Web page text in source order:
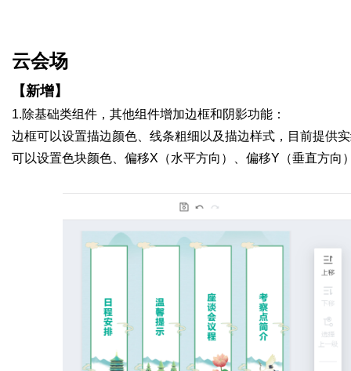
云会场
【新增】
1.除基础类组件，其他组件增加边框和阴影功能：
边框可以设置描边颜色、线条粗细以及描边样式， 目前提供
可以设置色块颜色、偏移X （水平方向）、偏移Y （垂直方向